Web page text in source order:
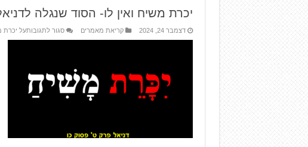
יכרת משיח ואין לו- הסוד שנגלה
דצמבר 24, 2024 קריאת מאמרים סגור לתגובותעל יכרת